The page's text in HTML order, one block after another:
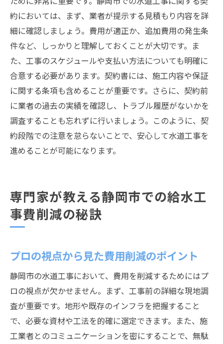
約においては、まず、業者が提示する見積もり内容を詳
細に確認しましょう。費用が適正か、追加費用の発生条
件など、しっかりと理解しておくことが大切です。ま
た、工事のスケジュールや支払い方法についても明確に
合意する必要があります。契約書には、施工内容や保証
に関する条項も含めることが重要です。さらに、契約前
に業者の過去の実績を確認し、トラブル履歴がないかを
調査することも忘れずに行いましょう。このように、契
約段階での注意を怠らないことで、安心して水道工事を
進めることが可能になります。
専門家が教える静岡市での給水工
事費削減の秘訣
プロの視点から見た費用削減のポイント
静岡市の水道工事において、費用を削減するためにはプ
ロの視点が欠かせません。まず、工事前の詳細な現地調
査が重要です。地形や既存のインフラを把握すること
で、必要な資材や工法を的確に選定できます。また、施
工業者とのコミュニケーションを密にすることで、無駄